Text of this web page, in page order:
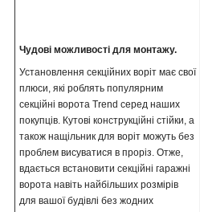
Чудові можливості для монтажу.
Установлення секційних воріт має свої
плюси, які роблять популярним
секційні ворота Trend серед наших
покупців. Кутові конструкційні стійки, а
також нащільник для воріт можуть без
проблем висуватися в проріз. Отже,
вдається встановити секційні гаражні
ворота навіть найбільших розмірів
для вашої будівлі без жодних